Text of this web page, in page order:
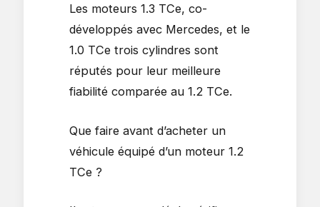
Les moteurs 1.3 TCe, co-
développés avec Mercedes, et le
1.0 TCe trois cylindres sont
réputés pour leur meilleure
fiabilité comparée au 1.2 TCe.
Que faire avant d’acheter un
véhicule équipé d’un moteur 1.2
TCe ?